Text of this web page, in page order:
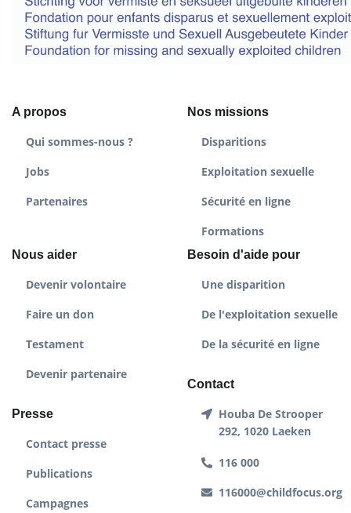
A propos
Qui sommes-nous ?
Jobs
Partenaires
Nos missions
Disparitions
Exploitation sexuelle
Sécurité en ligne
Formations
Nous aider
Devenir volontaire
Faire un don
Testament
Devenir partenaire
Presse
Contact presse
Publications
Campagnes
Besoin d'aide pour
Une disparition
De l'exploitation sexuelle
De la sécurité en ligne
Contact
Houba De Strooper
292, 1020 Laeken
116 000
116000@childfocus.org